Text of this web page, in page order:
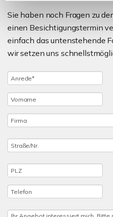
Sie haben noch Fragen zu
einen Besichtigungstermin
einfach das untenstehende
wir setzen uns